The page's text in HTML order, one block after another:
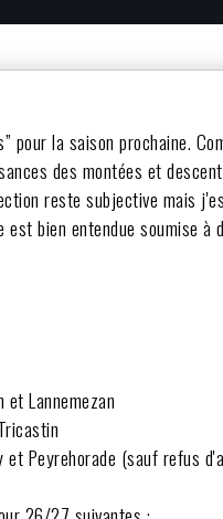
pour la saison prochaine.
des montées et
reste subjective mais
bien entendue soumise
Lannemezan
et Peyrehorade (sauf refus